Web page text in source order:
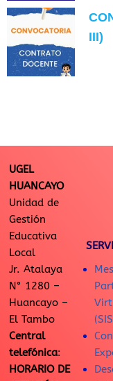
III)
UGEL
HUANCAYO
Unidad de
Gestión
Educativa
Local
Jr. Atalaya
N° 1280 –
Huancayo –
El Tambo
Central
telefónica:
HORARIO DE